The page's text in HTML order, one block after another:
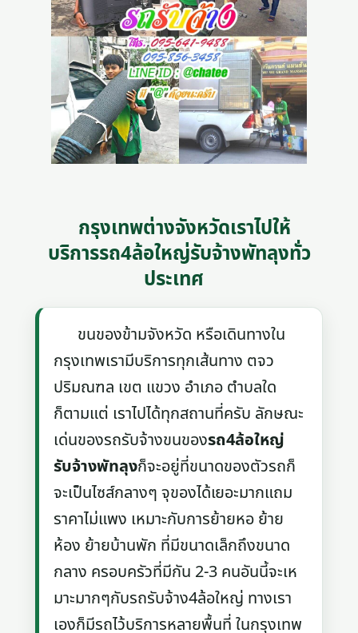
กรุงเทพต่างจังหวัดเราไปให้
บริการรถ4ล้อใหญ่รับจ้างพัทลุงทั่ว
ประเทศ
ขนของข้ามจังหวัด หรือเดินทางใน
กรุงเทพเรามีบริการทุกเส้นทาง ตจว
ปริมณฑล เขต แขวง อำเภอ ตำบลใด
ก็ตามแต่ เราไปได้ทุกสถานที่ครับ ลักษณะ
เด่นของรถรับจ้างขนของรถ4ล้อใหญ่
รับจ้างพัทลุงก็จะอยู่ที่ขนาดของตัวรถก็
จะเป็นไซส์กลางๆ จุของได้เยอะมากแถม
ราคาไม่แพง เหมาะกับการย้ายหอ ย้าย
ห้อง ย้ายบ้านพัก ที่มีขนาดเล็กถึงขนาด
กลาง ครอบครัวที่มีกัน 2-3 คนอันนี้จะเห
มาะมากๆกับรถรับจ้าง4ล้อใหญ่ ทางเรา
เองก็มีรถไว้บริการหลายพื้นที่ ในกรุงเทพ